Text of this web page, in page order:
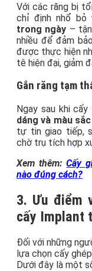
Với các răng bị
chỉ định nhổ bỏ
trong ngày –
nhiều để đảm
được thực hiện
tê hiện đại, giảm
Gắn răng tạm
Ngay sau khi
dáng và màu
tự tin giao tiếp,
chờ trụ tích hợp
Xem thêm:Cấy
nào đúng cách?
3. Ưu điểm
cấy Implant
Đối với những
lựa chọn cấy
Dưới đây là một